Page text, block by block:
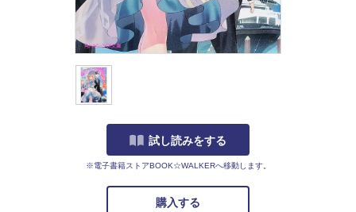
試し読みをする
※電子書籍ストアBOOK☆WALKERへ移動します。
購入する